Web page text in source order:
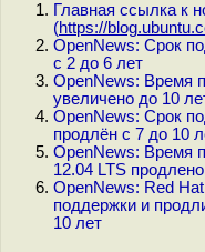
Главная ссылка к
(https://
OpenNews: Срок
c 2 до 6 лет
OpenNews: Время
увеличено до 10
OpenNews: Срок
продлён с 7 до 10
OpenNews: Время
12.04 LTS
OpenNews: Red
поддержки и
10 лет